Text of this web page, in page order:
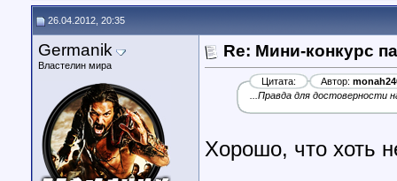
26.04.2012, 20:35
Germanik
Властелин мира
Re: Мини-конкурс
Цитата: Автор:
...Правда для достоверности
Хорошо, что хоть